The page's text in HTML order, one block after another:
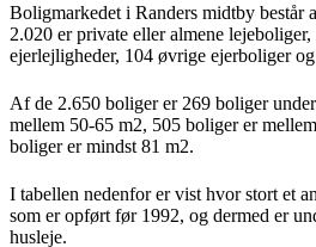
Boligmarkedet i Randers midtby består
2.020 er private eller almene
ejerlejligheder, 104 øvrige ejerboliger
Af de 2.650 boliger er 269 boliger
mellem 50-65 m2, 505 boliger er
boliger er mindst 81 m2.
I tabellen nedenfor er vist hvor stort et
som er opført før 1992, og dermed er
husleje.